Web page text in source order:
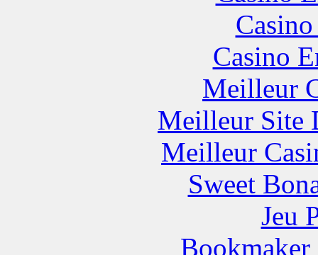
Casino
Meilleur
Meilleur Site
Meilleur
Sweet
Jeu